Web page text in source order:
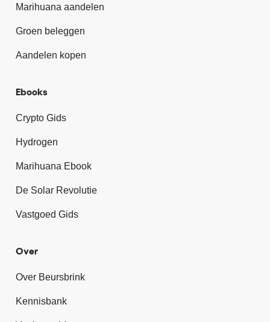
Marihuana aandelen
Groen beleggen
Aandelen kopen
Ebooks
Crypto Gids
Hydrogen
Marihuana Ebook
De Solar Revolutie
Vastgoed Gids
Over
Over Beursbrink
Kennisbank